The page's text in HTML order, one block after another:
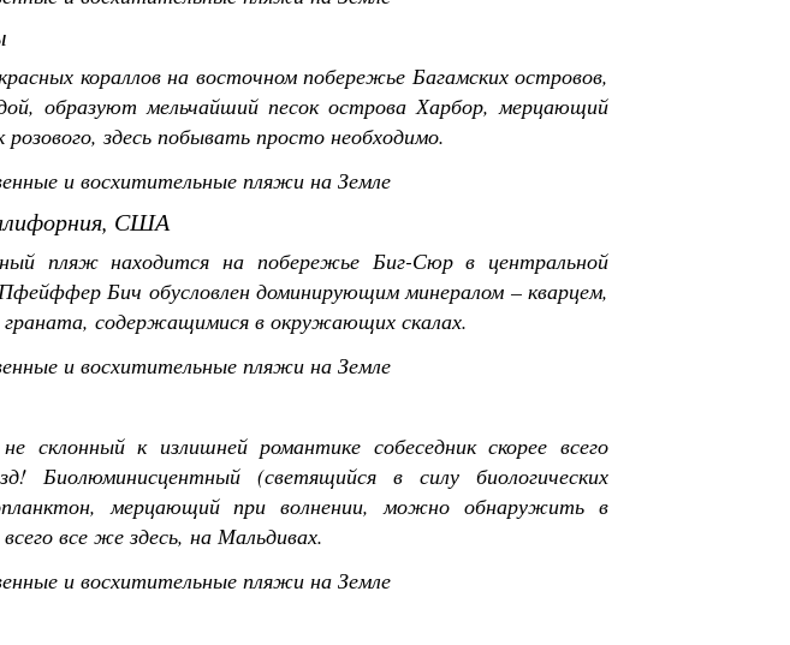
кораллов на восточном побережье Багамских островов,
образуют мельчайший песок острова Харбор, мерцающий
здесь побывать просто необходимо.
США
пляж находится на побережье Биг-Сюр в центральной
Бич обусловлен доминирующим минералом – кварцем,
содержащимися в окружающих скалах.
к излишней романтике собеседник скорее всего
Биолюминисцентный (светящийся в силу биологических
мерцающий при волнении, можно обнаружить в
все же здесь, на Мальдивах.